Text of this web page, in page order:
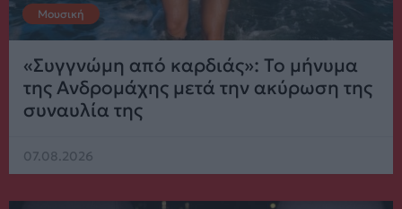
Μουσική
«Συγγνώμη από καρδιάς»: Το μήνυμα
της Ανδρομάχης μετά την ακύρωση της
συναυλία της
07.08.2026